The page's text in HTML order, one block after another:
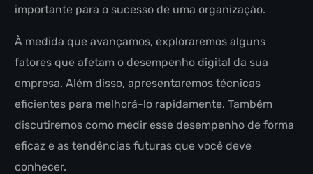
importante para o sucesso de uma organização.
À medida que avançamos, exploraremos alguns
fatores que afetam o desempenho digital da sua
empresa. Além disso, apresentaremos técnicas
eficientes para melhorá-lo rapidamente. Também
discutiremos como medir esse desempenho de forma
eficaz e as tendências futuras que você deve
conhecer.